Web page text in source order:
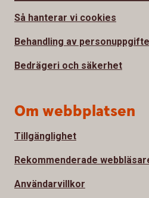
Så hanterar vi cookies
Behandling av
Bedrägeri och säkerhet
Om webbplatsen
Tillgänglighet
Rekommenderade
Användarvillkor